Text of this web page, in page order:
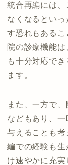
統合再編には、
なくなるとい
す恐れもあるこ
院の診療機能
も十分対応で
ます。
また、一方で
などもあり、一
与えることも考
編での経験も生
け速やかに充実